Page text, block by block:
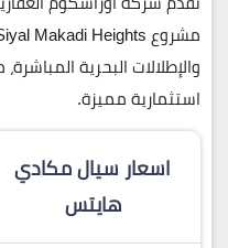
مشروعMakadi Heights
والإطلالات البحرية المباشرة
استثمارية مميزة.
اسعار سيال مكادي
هايتس